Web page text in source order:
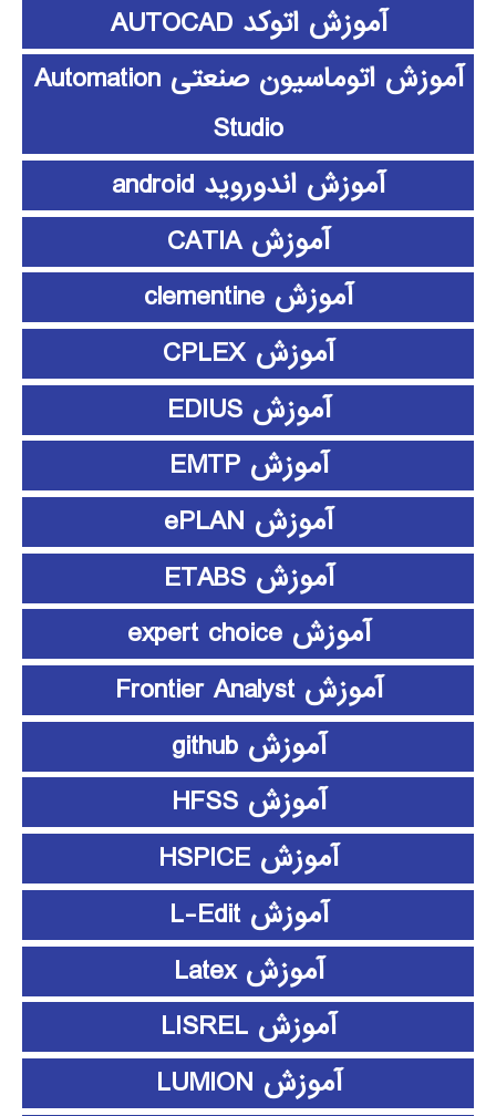
آموزش اتوکد AUTOCAD
آموزش اتوماسیون صنعتی Automation
Studio
آموزش اندوروید android
آموزش CATIA
آموزش clementine
آموزش CPLEX
آموزش EDIUS
آموزش EMTP
آموزش ePLAN
آموزش ETABS
آموزش expert choice
آموزش Frontier Analyst
آموزش github
آموزش HFSS
آموزش HSPICE
آموزش L-Edit
آموزش Latex
آموزش LISREL
آموزش LUMION